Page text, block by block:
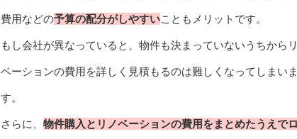
費用などの予算の配分がしやすいこともメリットです。
もし会社が異なっていると、物件も決まっていないうちから
ベーションの費用を詳しく見積もるのは難しくなってしまいま
す。
さらに、 物件購入とリノベーションの費用をまとめたうえで